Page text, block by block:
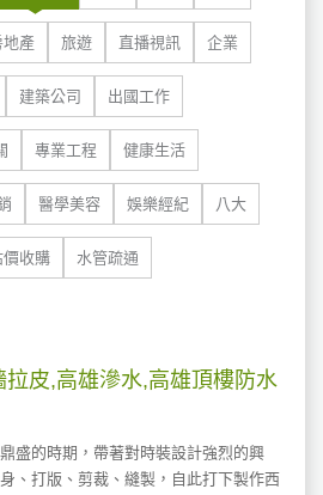
地產 旅遊 直播視訊 企業
建築公司 出國工作
專業工程 健康生活
醫學美容 娛樂經紀 八大
價收購 水管疏通
皮,高雄滲水,高雄頂樓防水
盛的時期，帶著對時裝設計強烈的興
、打版、剪裁、縫製，自此打下製作西